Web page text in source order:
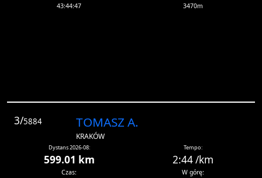
43:44:47
3470m
3/5884 TOMASZ A.
KRAKÓW
Dystans 2026-08:
599.01 km
Tempo:
2:44 /km
Czas:
W górę: